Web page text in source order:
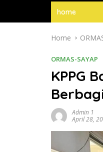
home
Home
ORMAS-SAYAP
KPPG
Admin 1
April 28,